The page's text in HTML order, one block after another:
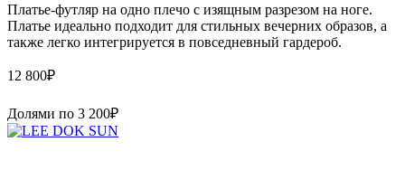
Платье-футляр на одно плечо с изящным разрезом на ноге.
Платье идеально подходит для стильных вечерних образов, а
также легко интегрируется в повседневный гардероб.
12 800₽
Долями по 3 200₽